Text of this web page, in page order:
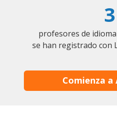
3
profesores de
se han registrado con
Comienza a